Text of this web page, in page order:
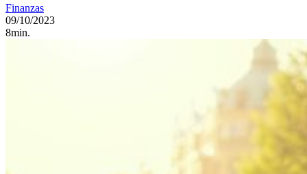
Finanzas
09/10/2023
8min.